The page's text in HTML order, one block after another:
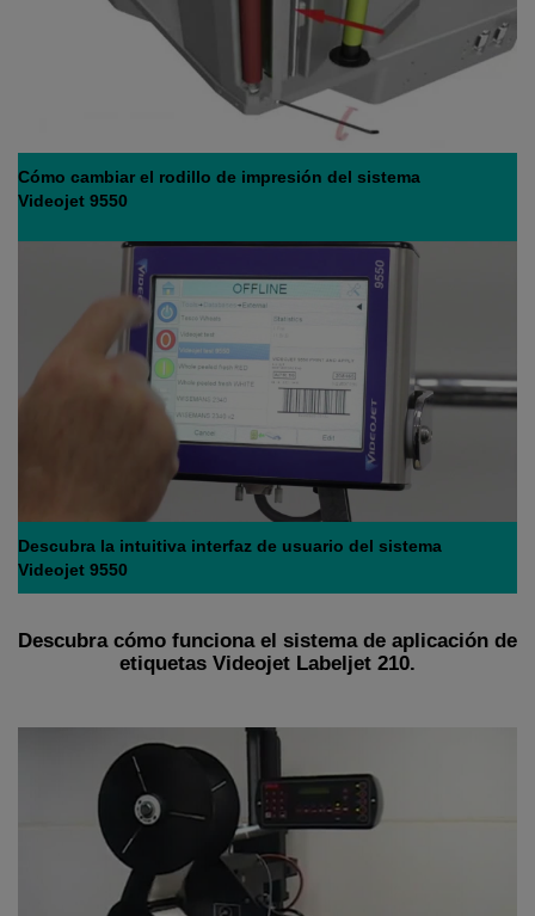
Cómo cambiar el rodillo de impresión del sistema
Videojet 9550
Descubra la intuitiva interfaz de usuario del sistema
Videojet 9550
Descubra cómo funciona el sistema de aplicación de
etiquetas Videojet Labeljet 210.